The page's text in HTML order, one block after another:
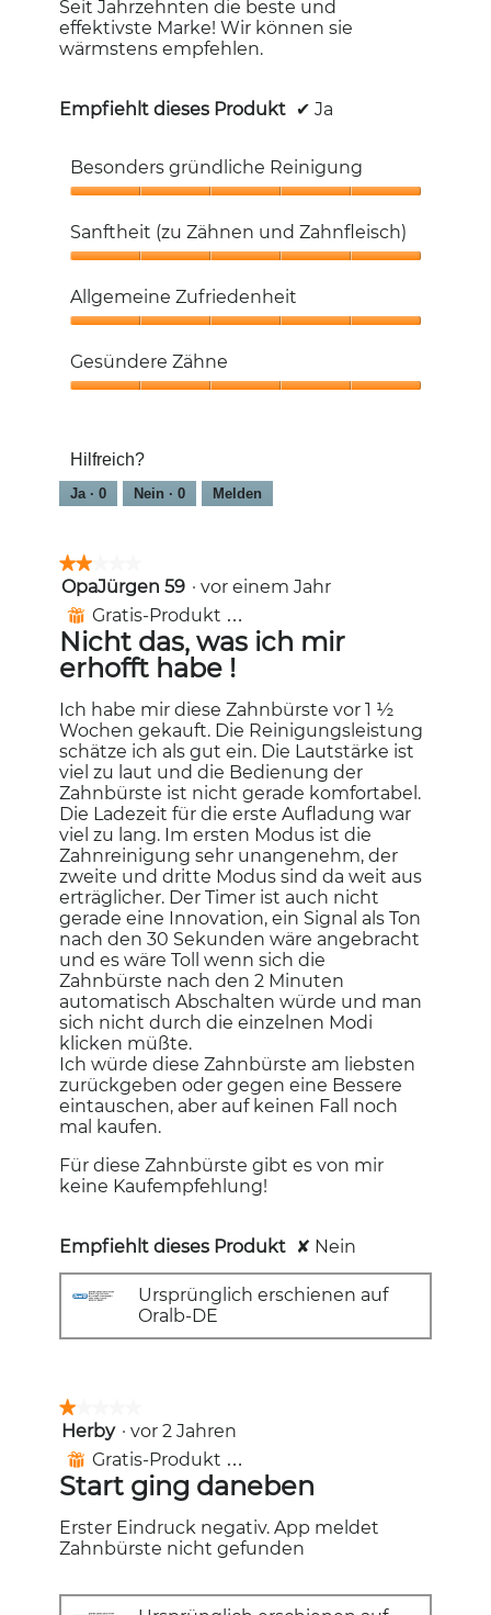
Seit Jahrzehnten die beste und
effektivste Marke! Wir können sie
wärmstens empfehlen.
Empfiehlt dieses Produkt ✔ Ja
Besonders gründliche Reinigung
gründliche
Reinigung,
von
5
Sanftheit (zu Zähnen und Zahnfleisch)
(zu
Zähnen
Zahnfleisch),
5
von
Allgemeine Zufriedenheit
Zufriedenheit,
5
Gesündere Zähne
von
5
Hilfreich?
Ja · 0 Nein · 0 Melden
★★★★★
★★★★★
2
von
Sternen.
OpaJürgen 59 · vor einem Jahr
⊞ Gratis-Produkt erhalten
Nicht das, was ich mir
erhofft habe !
Ich habe mir diese Zahnbürste vor 1 ½
Wochen gekauft. Die Reinigungsleistung
schätze ich als gut ein. Die Lautstärke ist
viel zu laut und die Bedienung der
Zahnbürste ist nicht gerade komfortabel.
Die Ladezeit für die erste Aufladung war
viel zu lang. Im ersten Modus ist die
Zahnreinigung sehr unangenehm, der
zweite und dritte Modus sind da weit aus
erträglicher. Der Timer ist auch nicht
gerade eine Innovation, ein Signal als Ton
nach den 30 Sekunden wäre angebracht
und es wäre Toll wenn sich die
Zahnbürste nach den 2 Minuten
automatisch Abschalten würde und man
sich nicht durch die einzelnen Modi
klicken müßte.
Ich würde diese Zahnbürste am liebsten
zurückgeben oder gegen eine Bessere
eintauschen, aber auf keinen Fall noch
mal kaufen.
Für diese Zahnbürste gibt es von mir
keine Kaufempfehlung!
Empfiehlt dieses Produkt ✘ Nein
Ursprünglich erschienen auf
Oralb-DE
★★★★★
★★★★★
1
von
Sternen.
Herby · vor 2 Jahren
⊞ Gratis-Produkt erhalten
Start ging daneben
Erster Eindruck negativ. App meldet
Zahnbürste nicht gefunden